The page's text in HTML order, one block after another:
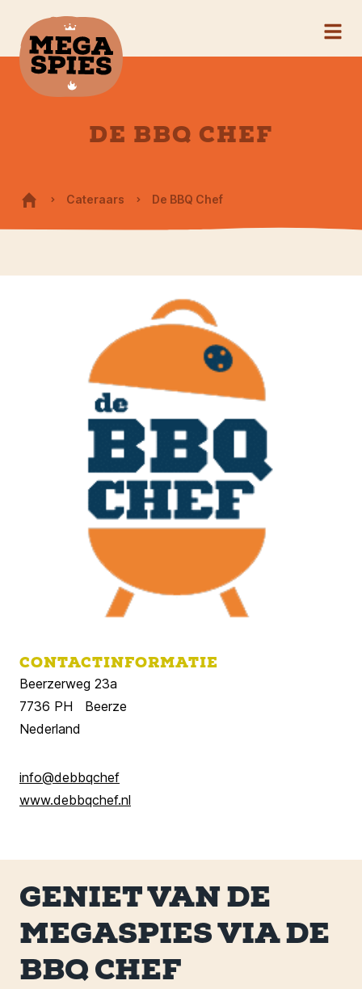
DE BBQ CHEF
Cateraars De BBQ Chef
CONTACTINFORMATIE
Beerzerweg 23a
7736 PH Beerze
Nederland
info@debbqchef
www.debbqchef.nl
GENIET VAN DE
MEGASPIES VIA DE
BBQ CHEF